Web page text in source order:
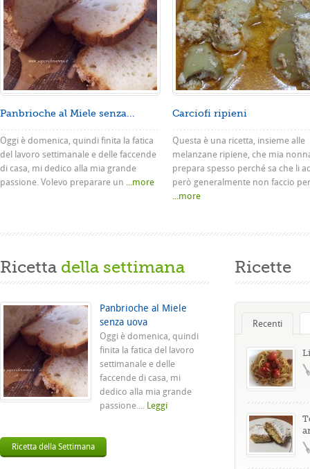
Panbrioche al Miele senza...
Oggi è domenica, quindi finita la fatica
del lavoro settimanale e delle faccende
di casa, mi dedico alla mia grande
passione. Volevo preparare un ...more
Carciofi ripieni
Questa è una ricetta, insieme alle
melanzane ripiene, che mia
prepara spesso perché sa che li
però generalmente non faccio
...more
Ricetta della settimana
Panbrioche al Miele
senza uova
Oggi è domenica, quindi
finita la fatica del lavoro
settimanale e delle
faccende di casa, mi
dedico alla mia grande
passione.... Leggi
Ricetta della Settimana
Ricette
Recenti